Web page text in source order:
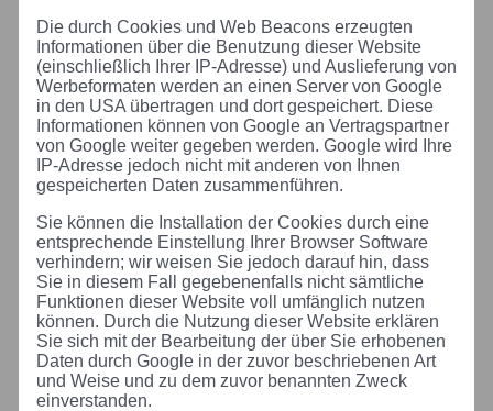
Die durch Cookies und Web Beacons erzeugten
Informationen über die Benutzung dieser Website
(einschließlich Ihrer IP-Adresse) und Auslieferung von
Werbeformaten werden an einen Server von Google
in den USA übertragen und dort gespeichert. Diese
Informationen können von Google an Vertragspartner
von Google weiter gegeben werden. Google wird Ihre
IP-Adresse jedoch nicht mit anderen von Ihnen
gespeicherten Daten zusammenführen.
Sie können die Installation der Cookies durch eine
entsprechende Einstellung Ihrer Browser Software
verhindern; wir weisen Sie jedoch darauf hin, dass
Sie in diesem Fall gegebenenfalls nicht sämtliche
Funktionen dieser Website voll umfänglich nutzen
können. Durch die Nutzung dieser Website erklären
Sie sich mit der Bearbeitung der über Sie erhobenen
Daten durch Google in der zuvor beschriebenen Art
und Weise und zu dem zuvor benannten Zweck
einverstanden.